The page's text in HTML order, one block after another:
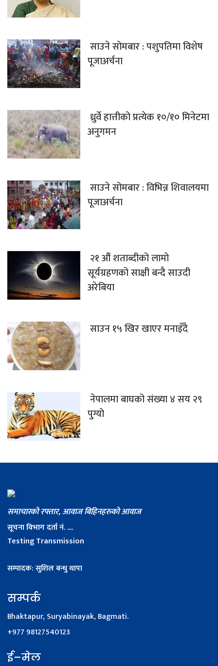
साउने सोमबार : पशुपतिमा विशेष
पूजाअर्चना
ध्रुर्वे हात्तीको प्रत्येक १०/१० मिनेटमा
अनुगमन
साउने सोमबार : विभिन्न शिवालयमा
पूजाअर्चना
२१ औं शताब्दीको लामो
सूर्यग्रहणको साक्षी बन्दै साउदी
अरेबिया
साउन १५ खिर खाएर मनाइँदै
नेपालमा बाघको संख्या ४ सय २९
पुग्यो
समाचारको रफ्तार, आवाज बिहिनहरुको आवाज
सूचना विभाग दर्ता नं. ....
Testing Transmission
सम्पादक: सुशिल बन्धु थापा
सम्पर्क
Bhaktapur, Suryabinayak, Bagmati.
+977 98127540123
ई–मेल